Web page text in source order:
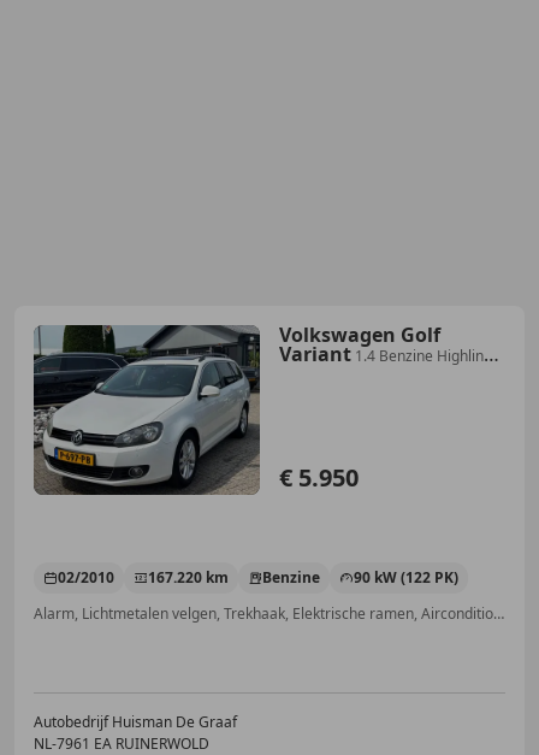
Volkswagen Golf
Variant 1.4 Benzine Highline
€ 5.950
02/2010 167.220 km Benzine
90 kW (122 PK)
Alarm, Lichtmetalen velgen, Trekhaak, Elektrische ramen, Airconditioning, Airbag bestuurder, Sportstoelen, Schakelflippers
Autobedrijf Huisman De Graaf
NL-7961 EA RUINERWOLD